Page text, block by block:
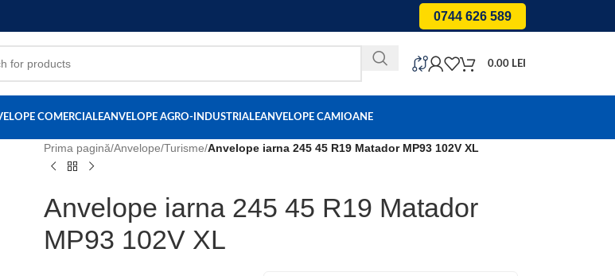
0744 626 589
0.00 LEI
COMERCIALEANVELOPE AGRO-INDUSTRIALEANVELOPE CAMIOANE
Prima pagină/Anvelope/Turisme/Anvelope iarna 245 45 R19 Matador MP93 102V XL
Anvelope iarna 245 45 R19 Matador
MP93 102V XL